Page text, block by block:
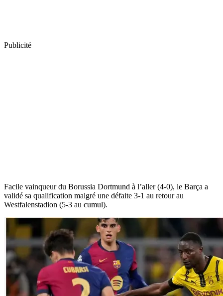
Publicité
Facile vainqueur du Borussia Dortmund à l’aller (4-0), le Barça a
validé sa qualification malgré une défaite 3-1 au retour au
Westfalenstadion (5-3 au cumul).